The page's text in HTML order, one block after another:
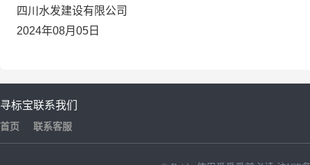
四川水发建设有限公司
2024年08月05日
寻标宝
首页
联系我们
联系客服